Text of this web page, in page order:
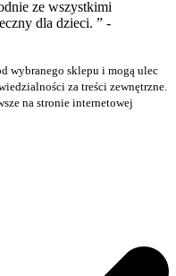
ze wszystkimi
dla dzieci. ” -
wybranego sklepu i mogą ulec
za treści zewnętrzne.
na stronie internetowej